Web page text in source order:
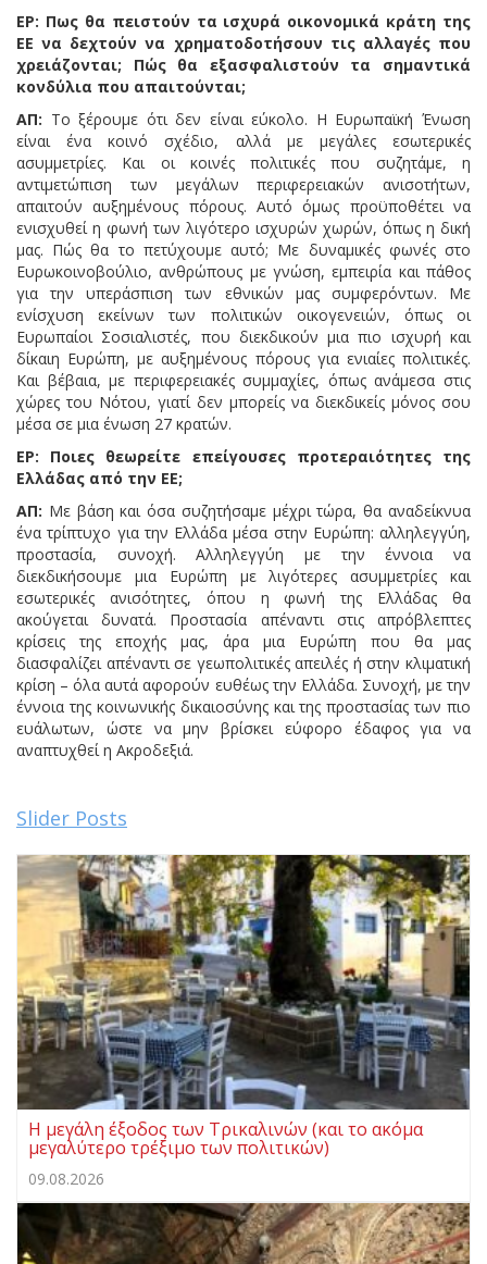
ΕΡ: Πως θα πειστούν τα ισχυρά οικονομικά κράτη της
ΕΕ να δεχτούν να χρηματοδοτήσουν τις αλλαγές που
χρειάζονται; Πώς θα εξασφαλιστούν τα σημαντικά
κονδύλια που απαιτούνται;
ΑΠ: Το ξέρουμε ότι δεν είναι εύκολο. Η Ευρωπαϊκή Ένωση
είναι ένα κοινό σχέδιο, αλλά με μεγάλες εσωτερικές
ασυμμετρίες. Και οι κοινές πολιτικές που συζητάμε, η
αντιμετώπιση των μεγάλων περιφερειακών ανισοτήτων,
απαιτούν αυξημένους πόρους. Αυτό όμως προϋποθέτει να
ενισχυθεί η φωνή των λιγότερο ισχυρών χωρών, όπως η δική
μας. Πώς θα το πετύχουμε αυτό; Με δυναμικές φωνές στο
Ευρωκοινοβούλιο, ανθρώπους με γνώση, εμπειρία και πάθος
για την υπεράσπιση των εθνικών μας συμφερόντων. Με
ενίσχυση εκείνων των πολιτικών οικογενειών, όπως οι
Ευρωπαίοι Σοσιαλιστές, που διεκδικούν μια πιο ισχυρή και
δίκαιη Ευρώπη, με αυξημένους πόρους για ενιαίες πολιτικές.
Και βέβαια, με περιφερειακές συμμαχίες, όπως ανάμεσα στις
χώρες του Νότου, γιατί δεν μπορείς να διεκδικείς μόνος σου
μέσα σε μια ένωση 27 κρατών.
ΕΡ: Ποιες θεωρείτε επείγουσες προτεραιότητες της
Ελλάδας από την ΕΕ;
ΑΠ: Με βάση και όσα συζητήσαμε μέχρι τώρα, θα αναδείκνυα
ένα τρίπτυχο για την Ελλάδα μέσα στην Ευρώπη: αλληλεγγύη,
προστασία, συνοχή. Αλληλεγγύη με την έννοια να
διεκδικήσουμε μια Ευρώπη με λιγότερες ασυμμετρίες και
εσωτερικές ανισότητες, όπου η φωνή της Ελλάδας θα
ακούγεται δυνατά. Προστασία απέναντι στις απρόβλεπτες
κρίσεις της εποχής μας, άρα μια Ευρώπη που θα μας
διασφαλίζει απέναντι σε γεωπολιτικές απειλές ή στην κλιματική
κρίση – όλα αυτά αφορούν ευθέως την Ελλάδα. Συνοχή, με την
έννοια της κοινωνικής δικαιοσύνης και της προστασίας των πιο
ευάλωτων, ώστε να μην βρίσκει εύφορο έδαφος για να
αναπτυχθεί η Ακροδεξιά.
Slider Posts
Η μεγάλη έξοδος των Τρικαλινών (και το ακόμα
μεγαλύτερο τρέξιμο των πολιτικών)
09.08.2026